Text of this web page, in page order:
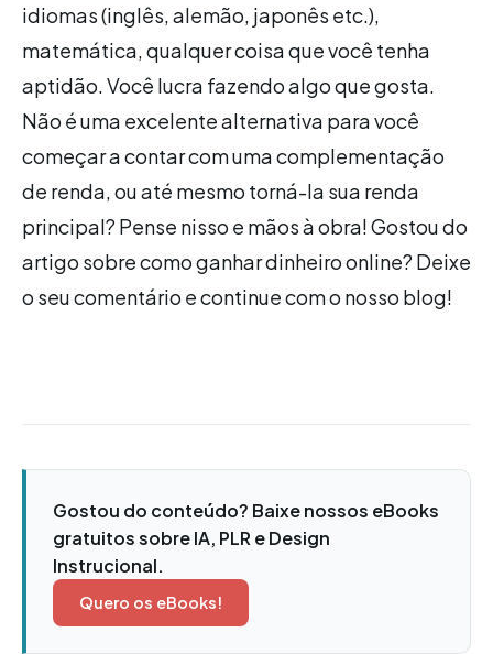
idiomas (inglês, alemão, japonês etc.),
matemática, qualquer coisa que você tenha
aptidão. Você lucra fazendo algo que gosta.
Não é uma excelente alternativa para você
começar a contar com uma complementação
de renda, ou até mesmo torná-la sua renda
principal? Pense nisso e mãos à obra! Gostou do
artigo sobre como ganhar dinheiro online? Deixe
o seu comentário e continue com o nosso blog!
Gostou do conteúdo? Baixe nossos eBooks
gratuitos sobre IA, PLR e Design
Instrucional.
Quero os eBooks!